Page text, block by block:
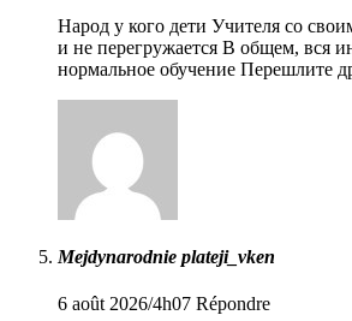
Народ у кого дети Учителя со
и не перегружается В общем, вся
нормальное обучение Перешлите
Mejdynarodnie plateji_vken
6 août 2026/4h07 Répondre